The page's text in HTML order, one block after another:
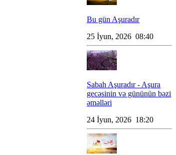
Bu gün Aşuradır
25 İyun, 2026 08:40
Sabah Aşuradır - Aşura
gecəsinin və gününün bəzi
əməlləri
24 İyun, 2026 18:20